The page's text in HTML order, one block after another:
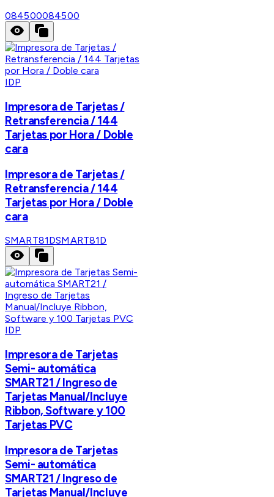
084500084500
IDP
Impresora de Tarjetas /
Retransferencia / 144
Tarjetas por Hora / Doble
cara
Impresora de Tarjetas /
Retransferencia / 144
Tarjetas por Hora / Doble
cara
SMART81DSMART81D
IDP
Impresora de Tarjetas
Semi- automática
SMART21 / Ingreso de
Tarjetas Manual/Incluye
Ribbon, Software y 100
Tarjetas PVC
Impresora de Tarjetas
Semi- automática
SMART21 / Ingreso de
Tarjetas Manual/Incluye